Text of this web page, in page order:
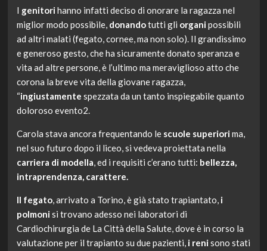
I genitori hanno infatti deciso di onorare la ragazza nel
miglior modo possibile, donandotutti gli organi possibili
ad altri malati (fegato, cornee, ma non solo). Il grandissimo
e generoso gesto, che ha sicuramente donato speranza e
vita ad altre persone, è l’ultimo ma meraviglioso atto che
corona la breve vita della giovane ragazza,
“ingiustamente spezzata da un tanto inspiegabile quanto
doloroso evento2.
Carola stava ancora frequentando lescuole superiori ma,
nel suo futuro dopo il liceo, si vedeva proiettata nella
carriera di modella, ed i requisiti c’erano tutti: bellezza,
intraprendenza, carattere.
Il fegato, arrivato a Torino, è già stato trapiantato, i
polmoni si trovano adesso nei laboratori di
Cardiochirurgia de La Città della Salute, dove è in corso la
valutazione per il trapianto su due pazienti,i reni sono stati